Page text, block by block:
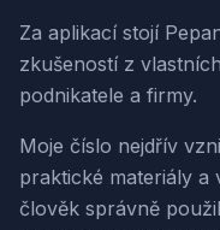
Za aplikací stojí
zkušeností z
podnikatele a firmy.
Moje číslo nejdřív
praktické materiály a
člověk správně